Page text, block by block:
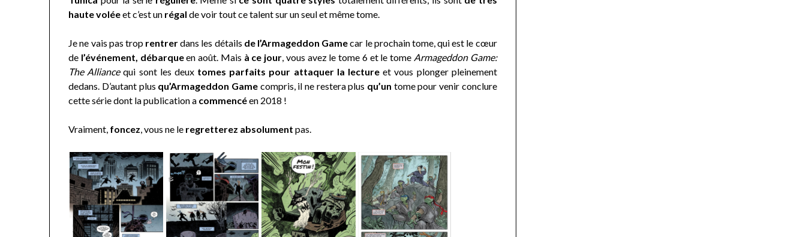
haute voléeet c’est un régal de voir tout ce talent sur un seul et même tome.
Je ne vais pas trop rentrerdans les détails de l’Armageddon Gamecar le prochain tome, qui est le cœur
de l’événement, débarqueen août. Mais à ce jour , vous avez le tome 6 et le tome Armageddon Game:
The Alliancequi sont les deux tomes parfaits pour attaquer la lecture et vous plonger pleinement
dedans. D’autant plus qu’Armageddon Gamecompris, il ne restera plus qu’un tome pour venir conclure
cette série dont la publication a commencéen 2018 !
Vraiment, foncez , vous ne le regretterez absolument pas.